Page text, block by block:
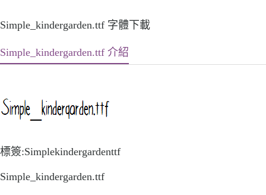
Simple_kindergarden.ttf 字體下載
Simple_kindergarden.ttf 介紹
標簽:Simplekindergardenttf
Simple_kindergarden.ttf